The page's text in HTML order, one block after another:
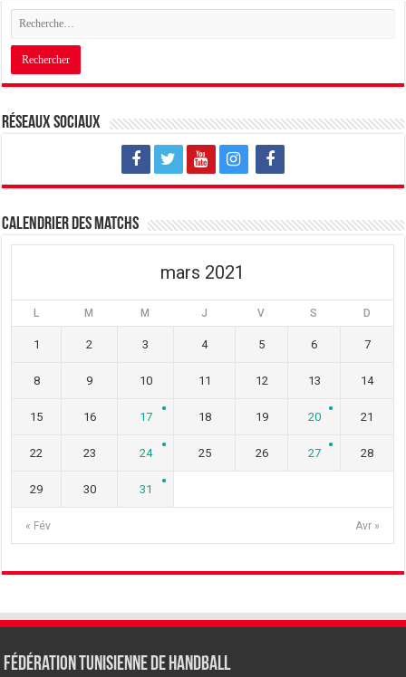
Réseaux sociaux
Calendrier des matchs
mars 2021
L M M J V S D
« Fév Avr »
1 2 3 4 5 6 7
8 9 10 11 12 13 14
15 16 17 18 19 20 21
22 23 24 25 26 27 28
29 30 31
Fédération tunisienne de Handball